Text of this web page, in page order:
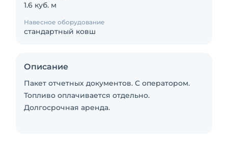
1.6 куб. м
Навесное оборудование
стандартный ковш
Описание
Пакет отчетных документов. С оператором.
Топливо оплачивается отдельно.
Долгосрочная аренда.